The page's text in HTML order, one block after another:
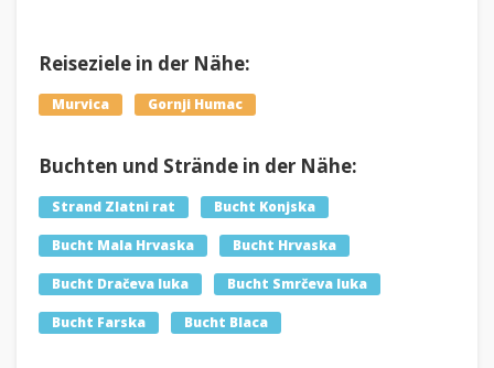
Reiseziele in der Nähe:
Murvica Gornji Humac
Buchten und Strände in der Nähe:
Strand Zlatni rat Bucht Konjska
Bucht Mala Hrvaska Bucht Hrvaska
Bucht Dračeva luka Bucht Smrčeva luka
Bucht Farska Bucht Blaca